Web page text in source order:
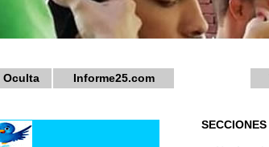
Oculta Informe25.com
SECCIONES